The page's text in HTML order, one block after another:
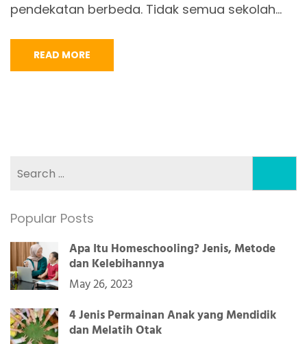
pendekatan berbeda. Tidak semua sekolah…
READ MORE
Popular Posts
Apa Itu Homeschooling? Jenis, Metode
dan Kelebihannya
May 26, 2023
4 Jenis Permainan Anak yang Mendidik
dan Melatih Otak